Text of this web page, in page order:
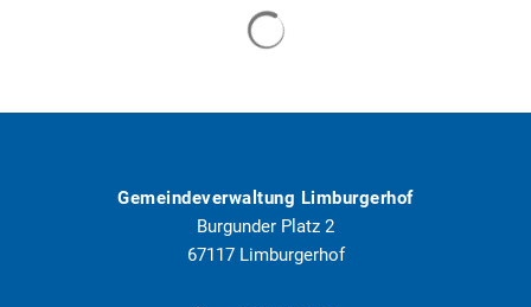
Gemeindeverwaltung Limburgerhof
Burgunder Platz 2
67117 Limburgerhof